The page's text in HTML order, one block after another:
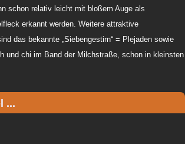
schon relativ leicht mit bloßem Auge als
erkannt werden. Weitere attraktive
das bekannte „Siebengestirn“ = Plejaden sowie
und chi im Band der Milchstraße, schon in kleinsten
...